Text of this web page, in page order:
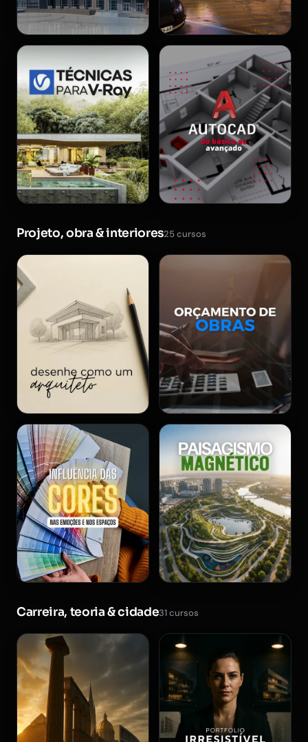
Projeto, obra & interiores25 cursos
Carreira, teoria & cidade31 cursos